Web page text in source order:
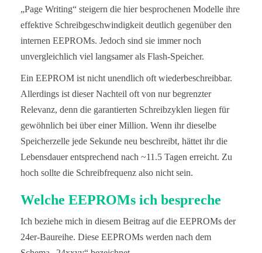
„Page Writing“ steigern die hier besprochenen Modelle ihre
effektive Schreibgeschwindigkeit deutlich gegenüber den
internen EEPROMs. Jedoch sind sie immer noch
unvergleichlich viel langsamer als Flash-Speicher.
Ein EEPROM ist nicht unendlich oft wiederbeschreibbar.
Allerdings ist dieser Nachteil oft von nur begrenzter
Relevanz, denn die garantierten Schreibzyklen liegen für
gewöhnlich bei über einer Million. Wenn ihr dieselbe
Speicherzelle jede Sekunde neu beschreibt, hättet ihr die
Lebensdauer entsprechend nach ~11.5 Tagen erreicht. Zu
hoch sollte die Schreibfrequenz also nicht sein.
Welche EEPROMs ich bespreche
Ich beziehe mich in diesem Beitrag auf die EEPROMs der
24er-Baureihe. Diese EEPROMs werden nach dem